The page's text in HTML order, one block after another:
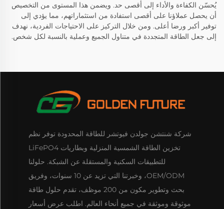
يُحسّن الكفاءة والأداء إلى أقصى حد. ويضمن هذا المستوى من التخصيص
أن يحصل عملاؤنا على أقصى استفادة من استثماراتهم، مما يؤدي إلى
توفير أكبر ورضا أعلى. ومن خلال التركيز على الاحتياجات الفردية، نهدف
إلى جعل الطاقة المتجددة في متناول الجميع وعملية بالنسبة لكل شخص.
شركة شنتشن جولدن فيوتشر للطاقة المحدودة توفر نظم
تخزين الطاقة الشمسية المنزلية وبطاريات LiFePO4
للتطبيقات السكنية والمستقلة عن الشبكة. حلولنا
OEM/ODM، وخبرتنا التي تزيد عن 10 سنوات، وفريق
بحث وتطوير مكون من 200 موظف، تقدم حلول طاقة
موثوقة وموثقة في جميع أنحاء العالم. اطلب عرض أسعار